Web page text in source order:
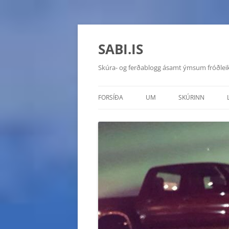
SABI.IS
Skúra- og ferðablogg ásamt ýmsum
FORSÍÐA UM SKÚRINN
HYUNDAI
SUZUKI VITARA